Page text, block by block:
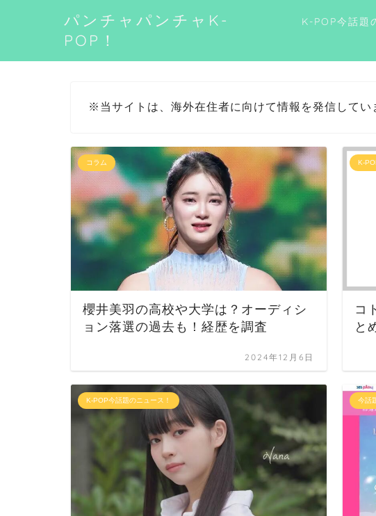
パンチャパンチャK-
POP！
K-POP今話題
※当サイトは、海外在住者に向けて情報を発信してい
コラム
櫻井美羽の高校や大学は？オーディシ
ョン落選の過去も！経歴を調査
2024年12月6日
K-
コ
と
K-POP今話題のニュース！ 今話